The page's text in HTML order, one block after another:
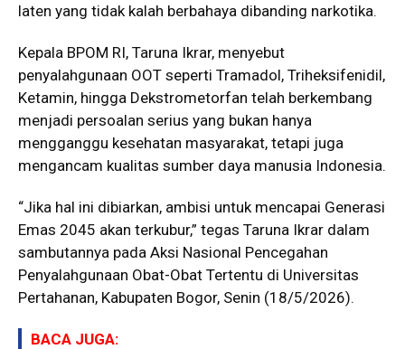
laten yang tidak kalah berbahaya dibanding narkotika.
Kepala BPOM RI, Taruna Ikrar, menyebut
penyalahgunaan OOT seperti Tramadol, Triheksifenidil,
Ketamin, hingga Dekstrometorfan telah berkembang
menjadi persoalan serius yang bukan hanya
mengganggu kesehatan masyarakat, tetapi juga
mengancam kualitas sumber daya manusia Indonesia.
“Jika hal ini dibiarkan, ambisi untuk mencapai Generasi
Emas 2045 akan terkubur,” tegas Taruna Ikrar dalam
sambutannya pada Aksi Nasional Pencegahan
Penyalahgunaan Obat-Obat Tertentu di Universitas
Pertahanan, Kabupaten Bogor, Senin (18/5/2026).
BACA JUGA: